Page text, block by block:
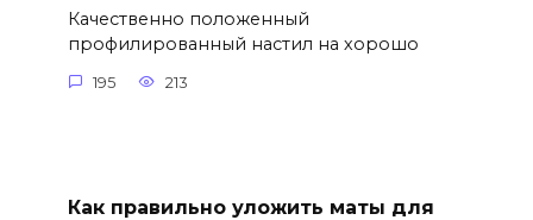
Качественно положенный
профилированный настил на хорошо
195 213
Как правильно уложить маты для